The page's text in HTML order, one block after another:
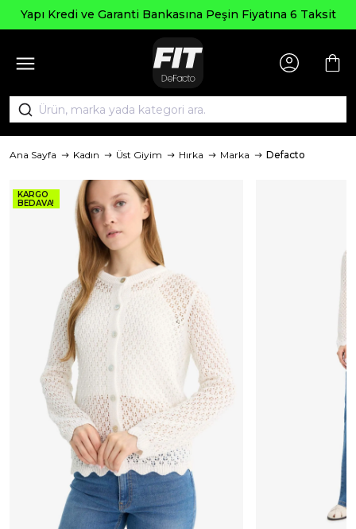
Yapı Kredi ve Garanti Bankasına Peşin Fiyatına 6 Taksit
Ana Sayfa Kadın Üst Giyim Hırka Marka Defacto
KARGO
BEDAVA!